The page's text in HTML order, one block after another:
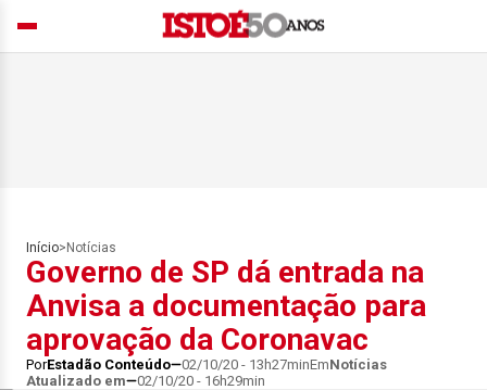
Início> Notícias
Governo de SP dá entrada na
Anvisa a documentação para
aprovação da Coronavac
PorEstadão Conteúdo 02/10/20 - 13h27minEmNotícias
Atualizado em
02/10/20 - 16h29min